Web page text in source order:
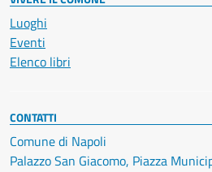
Luoghi
Eventi
Elenco libri
CONTATTI
Comune di Napoli
Palazzo San Giacomo, Piazza